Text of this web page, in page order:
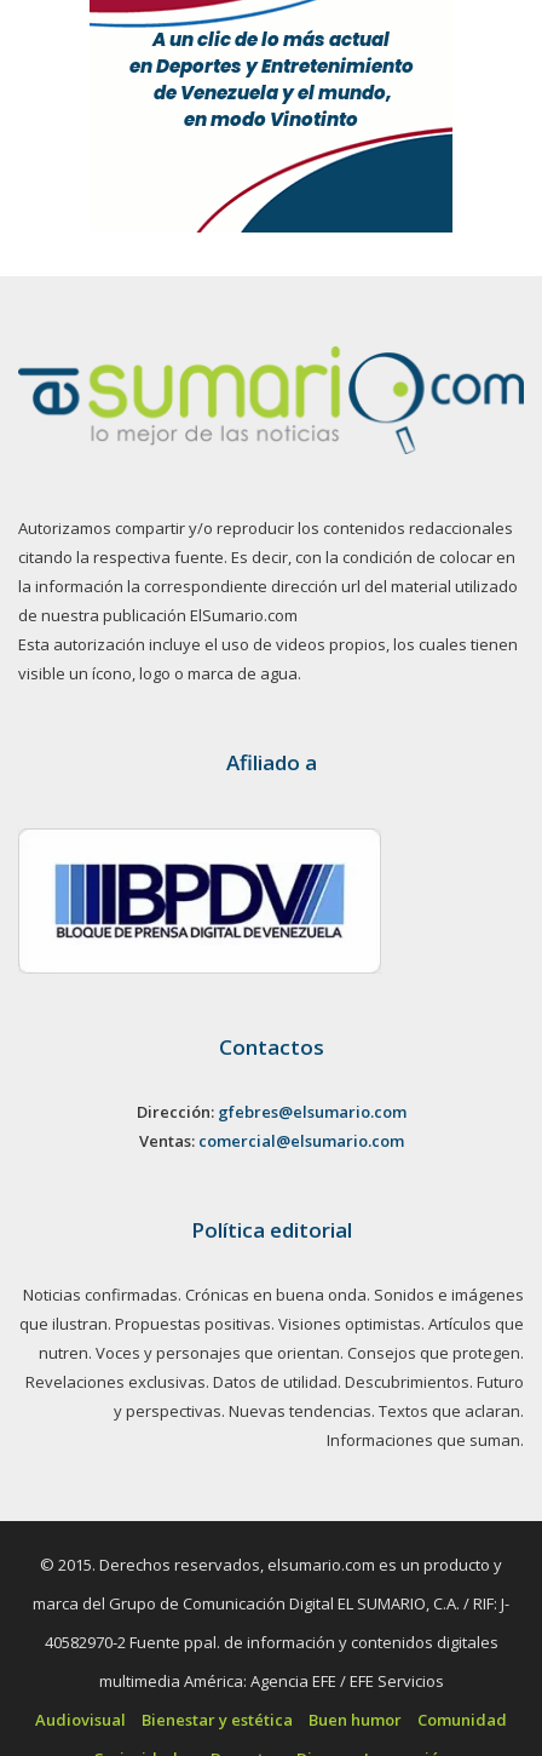
Autorizamos compartir y/o reproducir los contenidos redaccionales
citando la respectiva fuente. Es decir, con la condición de colocar en
la información la correspondiente dirección url del material utilizado
de nuestra publicación ElSumario.com
Esta autorización incluye el uso de videos propios, los cuales tienen
visible un ícono, logo o marca de agua.
Afiliado a
Contactos
Dirección: gfebres@elsumario.com
Ventas: comercial@elsumario.com
Política editorial
Noticias confirmadas. Crónicas en buena onda. Sonidos e imágenes
que ilustran. Propuestas positivas. Visiones optimistas. Artículos que
nutren. Voces y personajes que orientan. Consejos que protegen.
Revelaciones exclusivas. Datos de utilidad. Descubrimientos. Futuro
y perspectivas. Nuevas tendencias. Textos que aclaran.
Informaciones que suman.
© 2015. Derechos reservados, elsumario.com es un producto y
marca del Grupo de Comunicación Digital EL SUMARIO, C.A. / RIF: J-
40582970-2 Fuente ppal. de información y contenidos digitales
multimedia América: Agencia EFE / EFE Servicios
Audiovisual
Bienestar y estética Buen humor
Comunidad